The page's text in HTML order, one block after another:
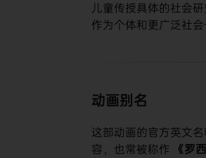
儿童传授具体的社会
作为个体和更广泛社会
动画别名
这部动画的官方英文名
容，也常被称作
《罗